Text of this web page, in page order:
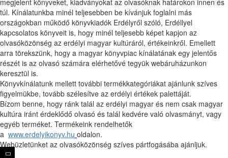
megjelent könyveket, kiadványokat az olvasóknak határokon innen és
túl. Kínálatunkba minél teljesebben be kívánjuk foglalni más
országokban működő könyvkiadók Erdélyről szóló, Erdéllyel
kapcsolatos könyveit is, hogy minél teljesebb képet kapjon az
olvasóközönség az erdélyi magyar kultúráról, értékeinkről. Emellett
arra törekszünk, hogy a magyar könyvpiac kínálatának egy jelentős
részét is az olvasó számára elérhetővé tegyük webáruházunkon
keresztül is.
Könyvkínálatunk mellett további termékkategóriákat ajánlunk szíves
figyelmükbe, tovább szélesítve az erdélyi értékek palettáját.
Bízom benne, hogy ránk talál az erdélyi magyar és nem csak magyar
kultúra iránt érdeklődő olvasó és talál kedvére való olvasmányt, vagy
egyéb terméket. Termékeink rendelhetők
a www.erdelyikonyv.hu oldalon.
Webüzletünket az olvasóközönség szíves pártfogásába ajánljuk.